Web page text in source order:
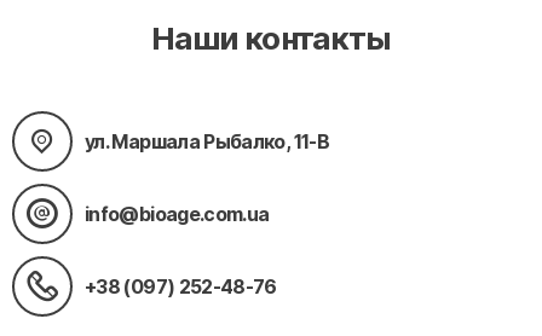
Наши контакты
ул. Маршала Рыбалко, 11-В
info@bioage.com.ua
+38 (097) 252-48-76